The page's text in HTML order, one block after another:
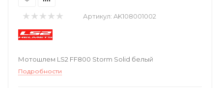
Артикул: AK108001002
Мотошлем LS2 FF800 Storm Solid белый
Подробности